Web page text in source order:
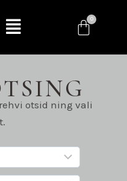
otsid ning vali